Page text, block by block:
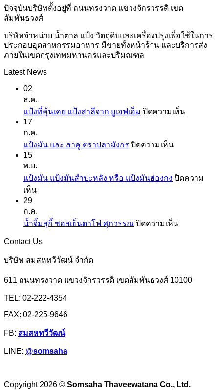
ปัจจุบันบริษัทตั้งอยู่ที่ ถนนทรงวาด แขวงจักรวรรดิ เขต
สัมพันธวงศ์
บริษัทจำหน่าย น้ำตาล แป้ง วัตถุดิบและเครื่องปรุงเพื่อใช้ในการ
ประกอบอุตสาหกรรมอาหาร มีขายทั้งหน้าร้าน และบริการส่ง
ภายในเขตกรุงเทพมหานครและปริมณฑล
Latest News
02
ธ.ค.
แป้งที่คุ้นเคย แป้งสาลีจาก ยูเอฟเอ็ม ปิดความเห็นบน
17
ก.ค.
แป้งมัน และ สาคู ตราปลามังกร ปิดความเห็นบน
และ
15
พ.ย.
แป้งมัน แป้งมันสำปะหลัง หรือ แป้งมันฮ่องกง ปิดความ
เห็นบน
มัน
แป้ง
มัน
หรือ
ฮ่องกง
29
ก.ค.
น้ำจิ้มสุกี้ ซอสเย็นตาโฟ ศุภวรรณ ปิดความเห็นบน
ซอส
Contact Us
บริษัท สมสหทวีวัฒน์ จำกัด
611 ถนนทรงวาด แขวงจักรวรรดิ เขตสัมพันธวงศ์ 10100
TEL: 02-222-4354
FAX: 02-225-9646
FB: สมสหทวีวัฒน์
LINE: @somsaha
Copyright 2026 © Somsaha Thaveewatana Co., Ltd.